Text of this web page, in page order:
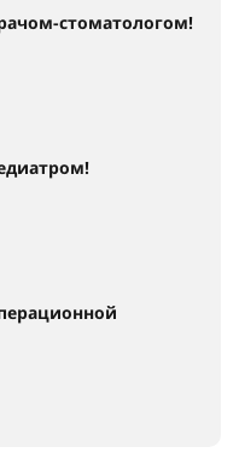
стоматологом!